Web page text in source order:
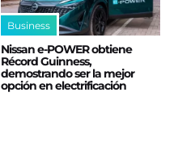
Business
Nissan e‑POWER obtiene
Récord Guinness,
demostrando ser la mejor
opción en electrificación